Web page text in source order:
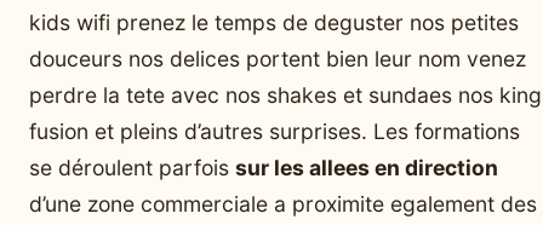
kids wifi prenez le temps de deguster nos petites
douceurs nos delices portent bien leur nom venez
perdre la tete avec nos shakes et sundaes nos king
fusion et pleins d’autres surprises. Les formations
se déroulent parfois sur les allees en direction
d’une zone commerciale a proximite egalement des